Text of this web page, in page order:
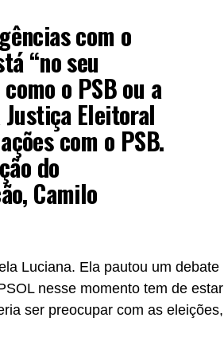
com o
“no seu
o PSB ou a
Eleitoral
com o PSB.
do
Camilo
Luciana. Ela pautou um debate
nesse momento tem de estar
ser preocupar com as eleições,